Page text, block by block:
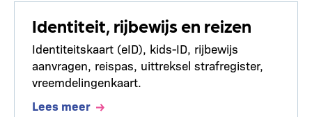
Identiteit, rijbewijs en reizen
Identiteitskaart (eID), kids-ID, rijbewijs
aanvragen, reispas, uittreksel strafregister,
vreemdelingenkaart.
Lees meer